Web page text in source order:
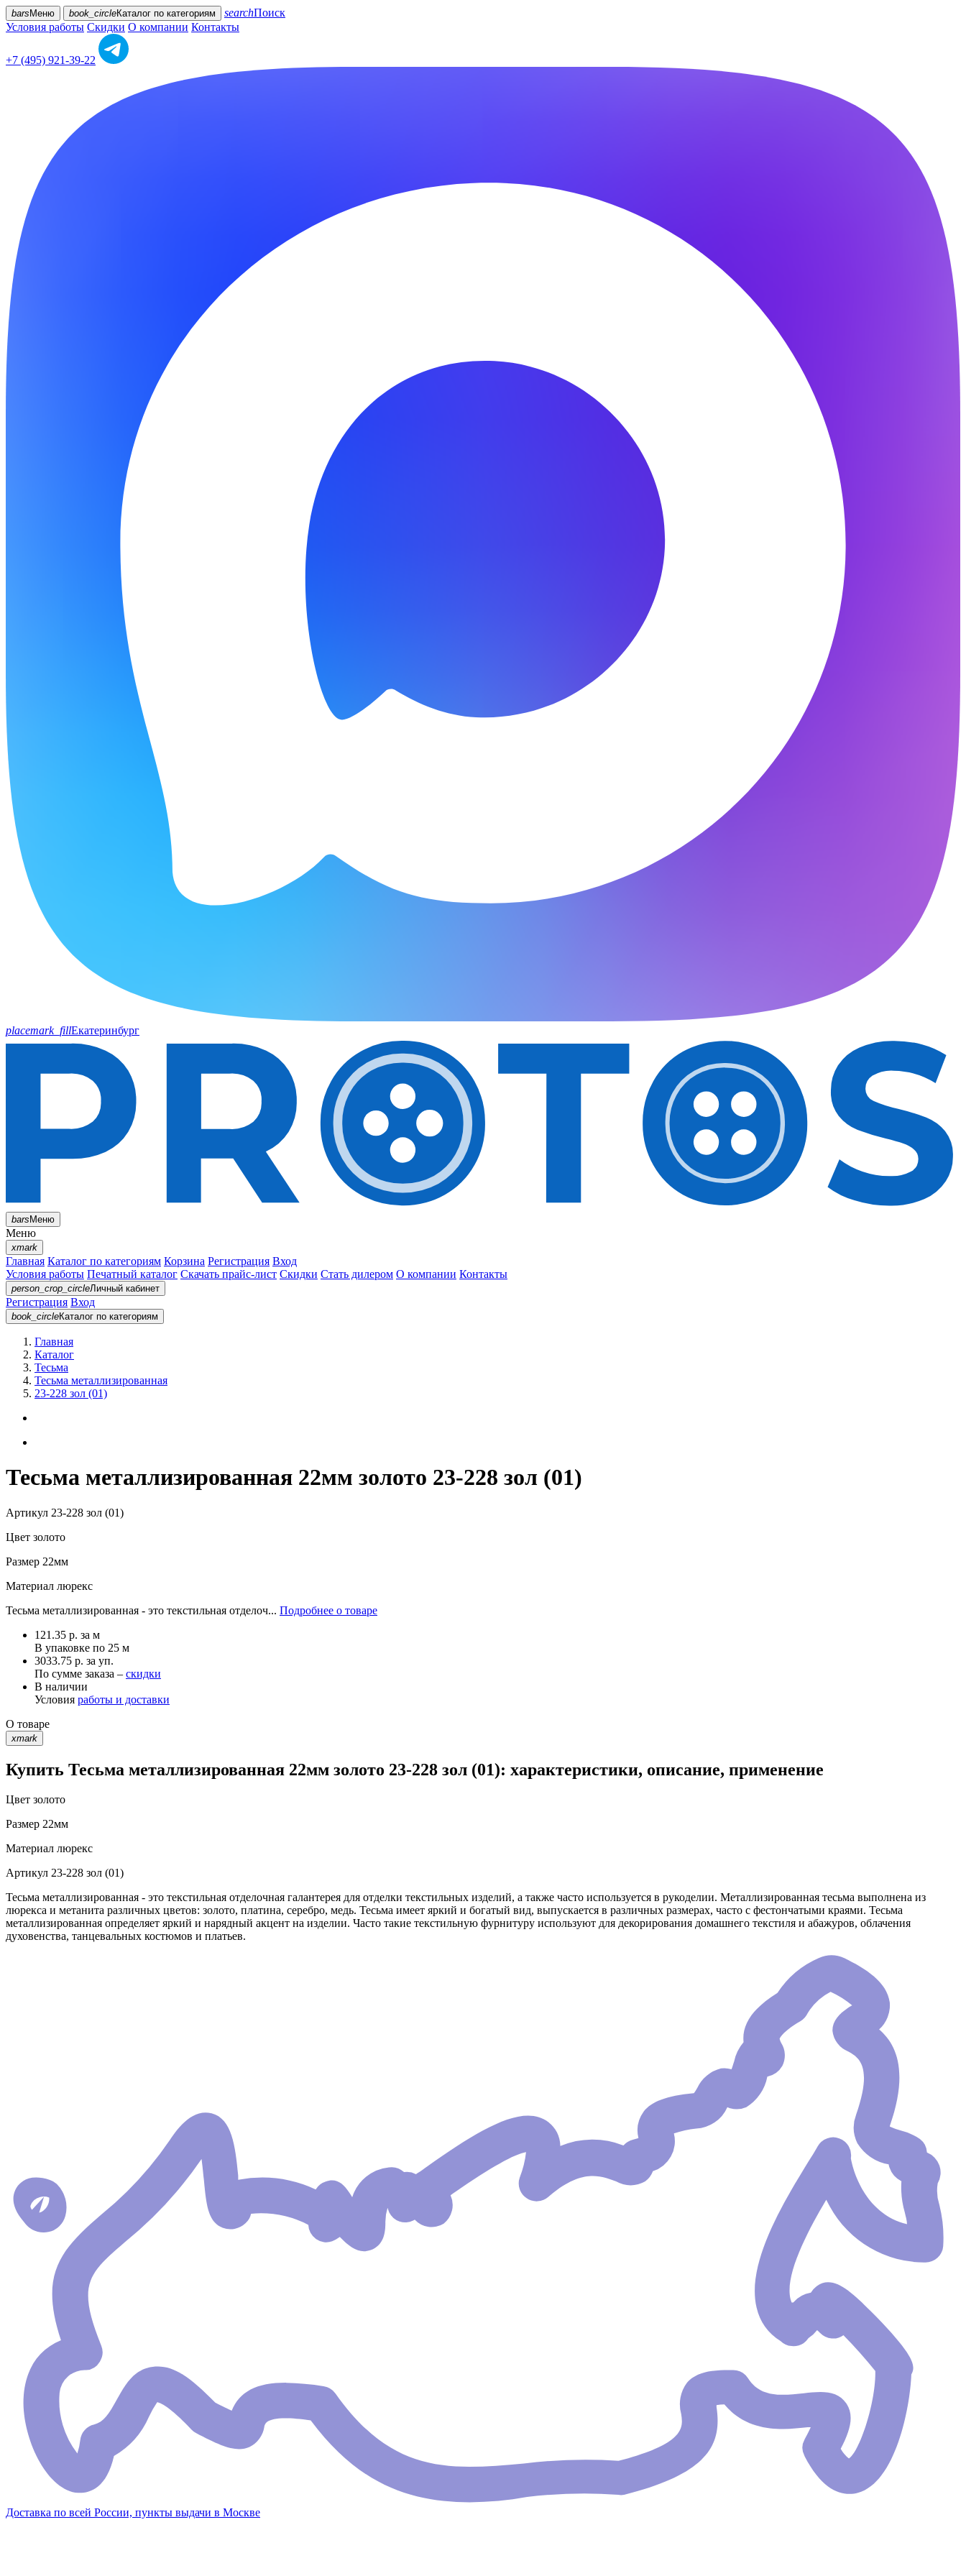
bars Меню book_circleКаталог по категориям searchПоиск
Условия работы Скидки О компании Контакты
+7 (495) 921-39-22
placemark_fillЕкатеринбург
barsМеню
Меню
xmark
Главная Каталог по категориям Корзина Регистрация Вход
Условия работы Печатный каталог Скачать прайс-лист Скидки Стать дилером О компании Контакты
person_crop_circleЛичный кабинет
Регистрация Вход
book_circleКаталог по категориям
Главная
Каталог
Тесьма
Тесьма металлизированная
23-228 зол (01)
Тесьма металлизированная 22мм золото 23-228 зол (01)
Артикул 23-228 зол (01)
Цвет золото
Размер 22мм
Материал люрекс
Тесьма металлизированная - это текстильная отделоч... Подробнее о товаре
121.35 р. за м
В упаковке по 25 м
3033.75 р. за уп.
По сумме заказа – скидки
В наличии
Условия работы и доставки
О товаре
xmark
Купить Тесьма металлизированная 22мм золото 23-228 зол (01): характеристики, описание, применение
Цвет золото
Размер 22мм
Материал люрекс
Артикул 23-228 зол (01)
Тесьма металлизированная - это текстильная отделочная галантерея для отделки текстильных изделий, а также часто используется в рукоделии. Металлизированная тесьма выполнена из
люрекса и метанита различных цветов: золото, платина, серебро, медь. Тесьма имеет яркий и богатый вид, выпускается в различных размерах, часто с фестончатыми краями. Тесьма
металлизированная определяет яркий и нарядный акцент на изделии. Часто такие текстильную фурнитуру используют для декорирования домашнего текстиля и абажуров, облачения
духовенства, танцевальных костюмов и платьев.
Доставка по всей России, пункты выдачи в Москве